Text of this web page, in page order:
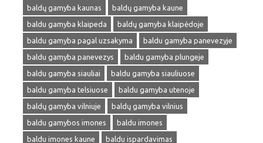
baldų gamyba kaunas
baldų gamyba kaune
baldu gamyba klaipeda
baldų gamyba klaipėdoje
baldu gamyba pagal uzsakyma
baldu gamyba panevezyje
baldu gamyba panevezys
baldu gamyba plungeje
baldu gamyba siauliai
baldu gamyba siauliuose
baldu gamyba telsiuose
baldu gamyba utenoje
baldų gamyba vilniuje
baldų gamyba vilnius
baldu gamybos imones
baldu imones
baldu imones kaune
baldu ispardavimas